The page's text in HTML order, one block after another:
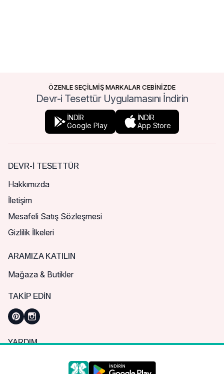
ÖZENLE SEÇİLMİŞ MARKALAR CEBİNİZDE
Devr-i Tesettür Uygulamasını İndirin
İNDİR
Google Play
İNDİR
App Store
DEVR-I TESETTÜR
Hakkımızda
İletişim
Mesafeli Satış Sözleşmesi
Gizlilik İlkeleri
ARAMIZA KATILIN
Mağaza & Butikler
TAKIP EDIN
YARDIM
Sık Sorulan Sorular